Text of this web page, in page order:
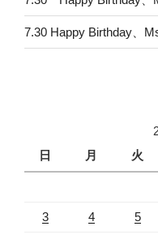
7.30 Happy Birthday、
日
月 火
3 4 5